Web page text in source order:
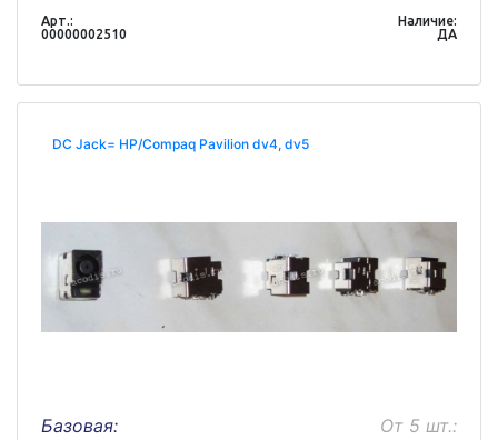
Арт.:
00000002510
Наличие:
ДА
DC Jack= HP/Compaq Pavilion dv4, dv5
Базовая:
От 5 шт.: